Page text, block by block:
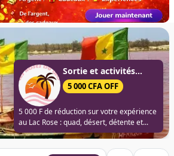
Sortie et activités...
5 000 CFA OFF
5 000 F de réduction sur votre expérience
au Lac Rose : quad, désert, détente et...